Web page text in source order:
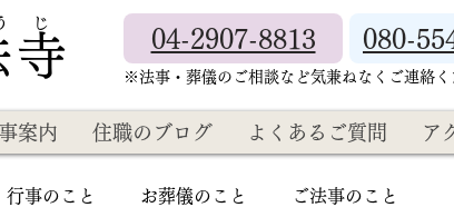
寺
じ
04-2907-8813 080-
​※法事・葬儀のご相談など気兼ねなくご連絡く
案内 住職のブログ よくあるご質問 ア
行事のこと お葬儀のこと ご法事のこと